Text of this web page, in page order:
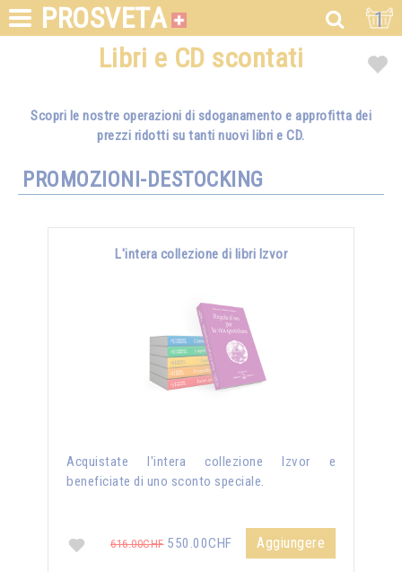
PROSVETA 1
Libri e CD scontati
Scopri le nostre operazioni di sdoganamento e approfitta dei
prezzi ridotti su tanti nuovi libri e CD.
PROMOZIONI-DESTOCKING
L'intera collezione di libri Izvor
Acquistate l'intera collezione Izvor e
beneficiate di uno sconto speciale.
616.00CHF550.00CHF Aggiungere